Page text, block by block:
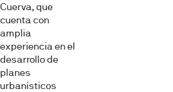
Cuerva, que
cuenta con
amplia
experiencia en el
desarrollo de
planes
urbanísticos